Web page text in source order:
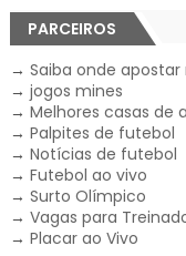
PARCEIROS
→ Saiba onde
→ jogos mines
→ Melhores casas de
→ Palpites de futebol
→ Notícias de futebol
→ Futebol ao vivo
→ Surto Olímpico
→ Vagas para
→ Placar ao Vivo